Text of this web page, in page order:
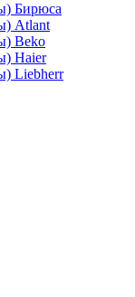
Бирюса
Atlant
Beko
Haier
Liebherr